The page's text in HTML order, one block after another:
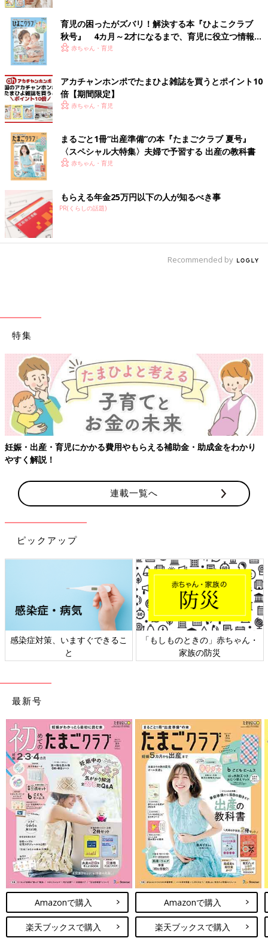
Instagramアカウント「y_journaldays_」
y_journaldays_さんがキャンドゥでゲットしたのはくまさん柄の
マスキングテープです。くまさんの柄は同じですが、ギンガムチ
ェックとタータンチェック、チェック地が違うだけで雰囲気がガ
ラッと変わりますね。
カップの中からひょっこり！ダイカットふせん
Instagramアカウント「chuchu_san2」
こちらはチュウチュウ2さんがキャンドゥで購入したくまさんの
ふせんです。ダイカットされたふせんはカップの底の部分を折り
返せば、まるでマグカップを置いてあるかのように立ち上がる仕
様になるみたいですよ。
「チェック×くま」の相性◎デザインペーパー
Instagramアカウント「yuzulemon22」
yuzulemon22さんがキャンドゥで発見したのはたくさんのくま
さんがたっぷりと印刷されたデザインペーパー。3柄12枚入りで
どれも箔押しまでされているんだそう。ラッピングのアクセン
ト、お手紙、折り紙などアイデア次第でいろいろな使い方ができ
ますね。
キャンドゥ「信じられない」「かわいす
ぎる」即完！話題のおままごとグッズ5
選
今回はSNSでも話題になったキャンドゥのおま
まごとグッズを特集！子ども用お買い物カート
やティーセットなど、発売するたびに即完する
ほどの人気商品がたくさんあるんです♪ 高クオ
リティでかわいすぎる、キャンドゥのおままご
とグッズをご紹介します。
今回はキャンドゥで展開されているくまさんシリーズの文房具を
中心にご紹介しました。可愛いくまさんグッズは持っているだけ
で気分が上がりそう♪ 実用性の高いステーショナリーは持ち歩き
用にもおうち用にも大活躍ですね。
育児の困ったがズバリ！解決する本『ひよこクラブ
秋号』 4カ月～2才になるまで、育児に役立つ情報が
いっぱい！
赤ちゃん・育児
アカチャンホンポでたまひよ雑誌を買うとポイント10
倍【期間限定】
赤ちゃん・育児
まるごと1冊“出産準備”の本『たまごクラブ 夏号』
〈スペシャル大特集〉夫婦で予習する 出産の教科書
赤ちゃん・育児
もらえる年金25万円以下の人が知るべき事
PR(くらしの話題)
Recommended by
特集
妊娠・出産・育児にかかる費用やもらえる補助金・助成金をわかり
やすく解説！
連載一覧へ
ピックアップ
感染症対策、いますぐできるこ
と
「もしものときの」赤ちゃん・
家族の防災
最新号
Amazonで購入
楽天ブックスで購入
Amazonで購入
楽天ブックスで購入